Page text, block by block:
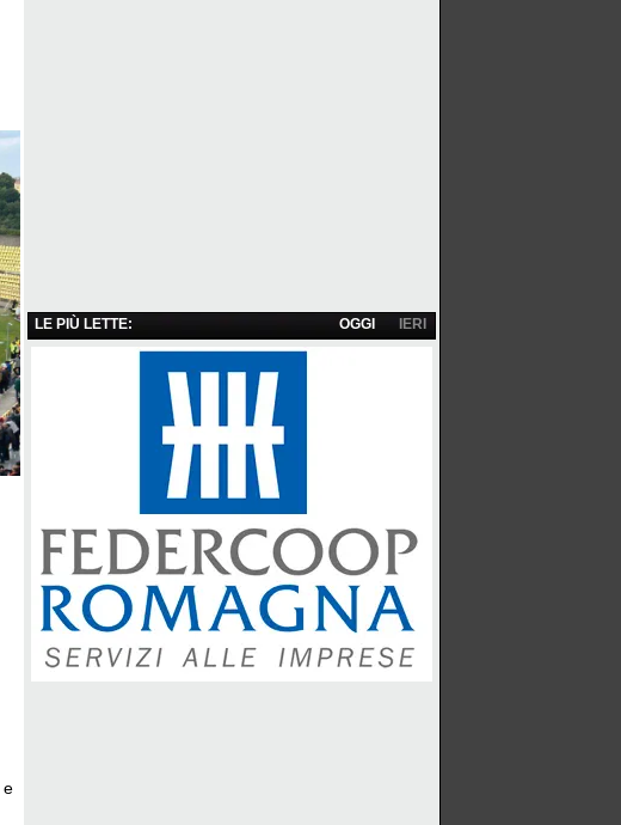
e
LE PIÙ LETTE: IERI
OGGI